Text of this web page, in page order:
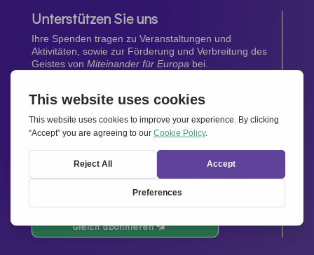
Unterstützen Sie uns
Ihre Spenden tragen zu Veranstaltungen und
Aktivitäten, sowie zur Förderung und Verbreitung des
Geistes von Miteinander für Europa bei.
Jetzt spenden
Newsletter
Bleiben Sie auf dem Laufenden mit den neuesten
Infos aus unserem Netzwerk.
Gleich abonnieren